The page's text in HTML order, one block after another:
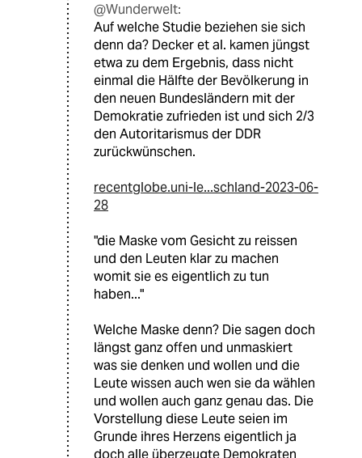
@Wunderwelt:
Auf welche Studie beziehen sie sich
denn da? Decker et al. kamen jüngst
etwa zu dem Ergebnis, dass nicht
einmal die Hälfte der Bevölkerung in
den neuen Bundesländern mit der
Demokratie zufrieden ist und sich 2/3
den Autoritarismus der DDR
zurückwünschen.
recentglobe.uni-le...schland-2023-06-
28
"die Maske vom Gesicht zu reissen
und den Leuten klar zu machen
womit sie es eigentlich zu tun
haben..."
Welche Maske denn? Die sagen doch
längst ganz offen und unmaskiert
was sie denken und wollen und die
Leute wissen auch wen sie da wählen
und wollen auch ganz genau das. Die
Vorstellung diese Leute seien im
Grunde ihres Herzens eigentlich ja
doch alle überzeugte Demokraten